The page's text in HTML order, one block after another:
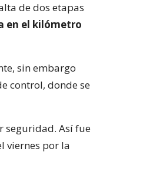
de dos etapas
en el kilómetro
sin embargo
control, donde se
seguridad. Así fue
viernes por la